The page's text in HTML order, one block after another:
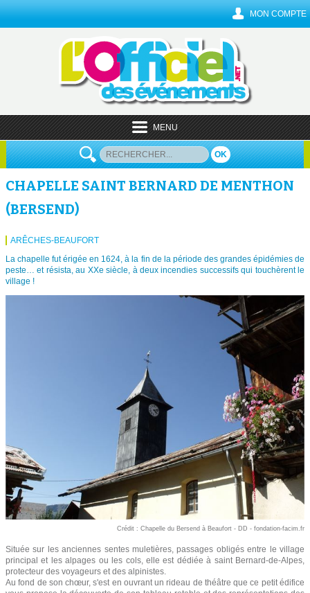
MON COMPTE
MENU
OK
CHAPELLE SAINT BERNARD DE MENTHON
(BERSEND)
ARÊCHES-BEAUFORT
La chapelle fut érigée en 1624, à la fin de la période des grandes épidémies de
peste… et résista, au XXe siècle, à deux incendies successifs qui touchèrent le
village !
Crédit : Chapelle du Bersend à Beaufort - DD - fondation-facim.fr
Située sur les anciennes sentes muletières, passages obligés entre le village
principal et les alpages ou les cols, elle est dédiée à saint Bernard-de-Alpes,
protecteur des voyageurs et des alpinistes.
Au fond de son chœur, s'est en ouvrant un rideau de théâtre que ce petit édifice